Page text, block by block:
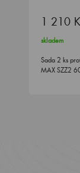
1 210
skladem
Sada 2 ks
MAX SZZ2